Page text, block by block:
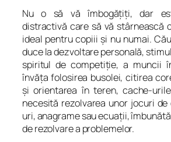
Nu o să vă îmbogățiți, dar
distractivă care să vă stârnească
ideal pentru copiii și nu numai.
duce la dezvoltare personală,
spiritul de competiție, a muncii
învăța folosirea busolei, citirea
și orientarea în teren, cache-
necesită rezolvarea unor jocuri
uri, anagrame sau ecuații,
de rezolvare a problemelor.